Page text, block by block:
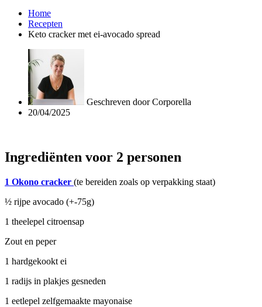
Home
Recepten
Keto cracker met ei-avocado spread
Geschreven doorCorporella
20/04/2025
Ingrediënten voor 2 personen
1 Okono cracker (te bereiden zoals op verpakking staat)
½ rijpe avocado (+-75g)
1 theelepel citroensap
Zout en peper
1 hardgekookt ei
1 radijs in plakjes gesneden
1 eetlepel zelfgemaakte mayonaise